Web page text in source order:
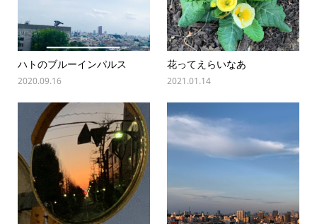
ハトのブルーインパルス
2020.09.16
花ってえらいなあ
2021.01.14